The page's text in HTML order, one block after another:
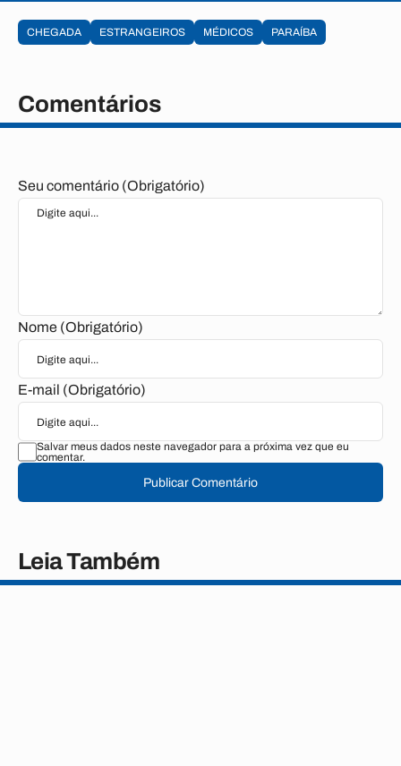
CHEGADA ESTRANGEIROS MÉDICOS PARAÍBA
Comentários
Seu comentário (Obrigatório)
Nome (Obrigatório)
E-mail (Obrigatório)
Salvar meus dados neste navegador para a próxima vez que eu
comentar.
Publicar Comentário
Leia Também